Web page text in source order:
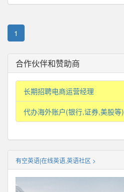
1
合作伙伴和赞助商
长期招聘电商运营经理
代办海外账户(银行,证券,美股等)
有空英语|在线英语,英语社区 >